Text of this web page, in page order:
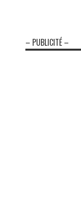
– PUBLICITÉ –